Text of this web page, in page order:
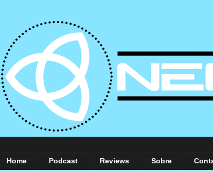
Home Podcast Reviews Sobre